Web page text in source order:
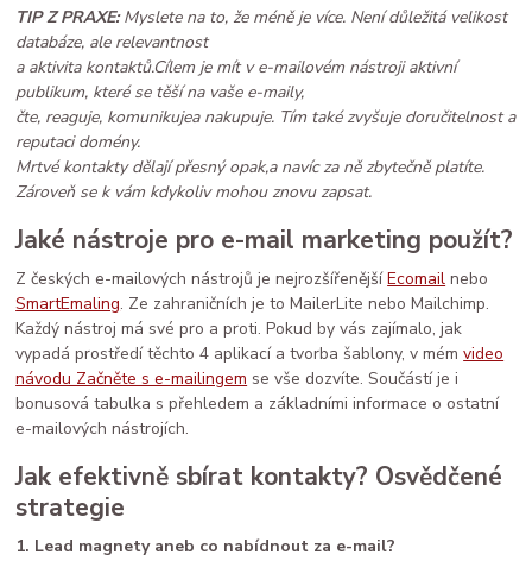
TIP Z PRAXE:Myslete na to, že méně je více. Není důležitá velikost
databáze, ale relevantnost
a aktivita kontaktů.Cílem je mít v e-mailovém nástroji aktivní
publikum, které se těší na vaše e-maily,
čte, reaguje, komunikujea nakupuje. Tím také zvyšuje doručitelnost a
reputaci domény.
Mrtvé kontakty dělají přesný opak,a navíc za ně zbytečně platíte.
Zároveň se k vám kdykoliv mohou znovu zapsat.
Jaké nástroje pro e-mail marketing použít?
Z českých e-mailových nástrojů je nejrozšířenějšíEcomail nebo
SmartEmaling. Ze zahraničních je to MailerLite nebo Mailchimp.
Každý nástroj má své pro a proti. Pokud by vás zajímalo, jak
vypadá prostředí těchto 4 aplikací a tvorba šablony, v mémvideo
návodu Začněte s e-mailingem se vše dozvíte. Součástí je i
bonusová tabulka s přehledem a základními informace o ostatní
e-mailových nástrojích.
Jak efektivně sbírat kontakty? Osvědčené
strategie
1. Lead magnety aneb co nabídnout za e-mail?